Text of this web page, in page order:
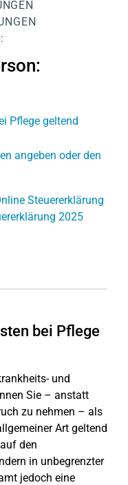
Pflege geltend
angeben oder den
Steuererklärung
2025
bei Pflege
und
Sie – anstatt
zu nehmen – als
Art geltend
den
in unbegrenzter
jedoch eine